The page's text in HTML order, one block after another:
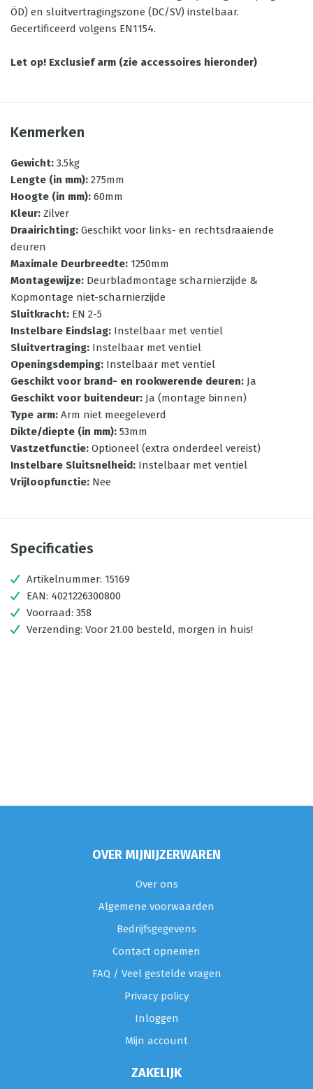
ÖD) en sluitvertragingszone (DC/SV) instelbaar.
Gecertificeerd volgens EN1154.
Let op! Exclusief arm (zie accessoires hieronder)
Kenmerken
Gewicht: 3.5kg
Lengte (in mm): 275mm
Hoogte (in mm): 60mm
Kleur: Zilver
Draairichting: Geschikt voor links- en rechtsdraaiende
deuren
Maximale Deurbreedte: 1250mm
Montagewijze: Deurbladmontage scharnierzijde &
Kopmontage niet-scharnierzijde
Sluitkracht: EN 2-5
Instelbare Eindslag: Instelbaar met ventiel
Sluitvertraging: Instelbaar met ventiel
Openingsdemping: Instelbaar met ventiel
Geschikt voor brand- en rookwerende deuren: Ja
Geschikt voor buitendeur: Ja (montage binnen)
Type arm: Arm niet meegeleverd
Dikte/diepte (in mm): 53mm
Vastzetfunctie: Optioneel (extra onderdeel vereist)
Instelbare Sluitsnelheid: Instelbaar met ventiel
Vrijloopfunctie: Nee
Specificaties
Artikelnummer: 15169
EAN: 4021226300800
Voorraad: 358
Verzending: Voor 21.00 besteld, morgen in huis!
OVER MIJNIJZERWAREN
Over ons
Algemene voorwaarden
Bedrijfsgegevens
Contact opnemen
FAQ / Veel gestelde vragen
Privacy policy
Inloggen
Mijn account
ZAKELIJK